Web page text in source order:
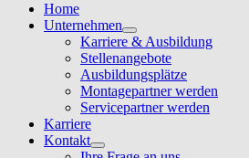
Home
Unternehmen
Karriere & Ausbildung
Stellenangebote
Ausbildungsplätze
Montagepartner werden
Servicepartner werden
Karriere
Kontakt